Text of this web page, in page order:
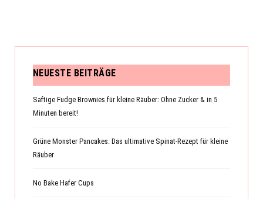
NEUESTE BEITRÄGE
Saftige Fudge Brownies für kleine Räuber: Ohne Zucker & in 5
Minuten bereit!
Grüne Monster Pancakes: Das ultimative Spinat-Rezept für kleine
Räuber
No Bake Hafer Cups